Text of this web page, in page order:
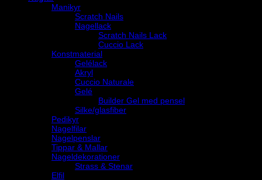
Manikyr
Scratch Nails
Nagellack
Scratch Nails Lack
Cuccio Lack
Konstmaterial
Gelélack
Akryl
Cuccio Naturale
Gelé
Builder Gel med pensel
Silke/glasfiber
Pedikyr
Nagelfilar
Nagelpenslar
Tippar & Mallar
Nageldekorationer
Strass & Stenar
Elfil